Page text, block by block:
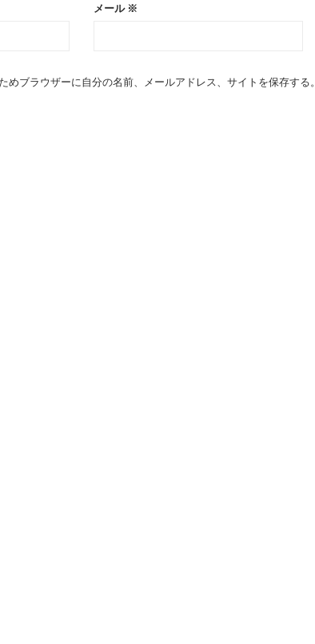
メール ※
めブラウザーに自分の名前、メールアドレス、サイトを保存する。